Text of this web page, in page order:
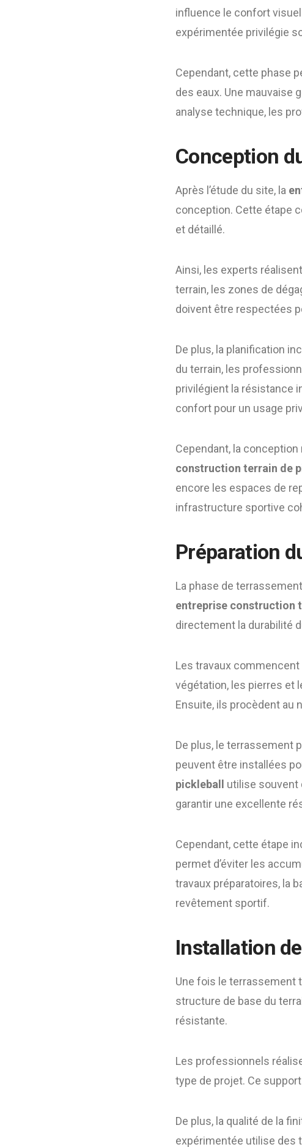
influence le confort
expérimentée privilégie
Cependant, cette phase
des eaux. Une mauvaise
analyse technique, les
Conception
Après l’étude du site, la
conception. Cette étape
et détaillé.
Ainsi, les experts
terrain, les zones de
doivent être respectées
De plus, la planification
du terrain, les
privilégient la résistance
confort pour un usage
Cependant, la
construction terrain de
encore les espaces de
infrastructure sportive
Préparation
La phase de
entreprise construction
directement la durabilité
Les travaux
végétation, les pierres et
Ensuite, ils procèdent au
De plus, le terrassement
peuvent être installées
pickleball
utilise souvent
garantir une excellente
Cependant, cette étape
permet d’éviter les
travaux préparatoires, la
revêtement sportif.
Installation
Une fois le terrassement
structure de base du
résistante.
Les professionnels
type de projet. Ce
De plus, la qualité de la
expérimentée utilise des